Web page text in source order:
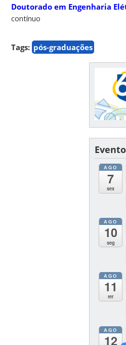
Doutorado em Engenharia
contínuo
Tags: pós-graduações
AGO
7
sex
AGO
10
seg
AGO
11
ter
AGO
12